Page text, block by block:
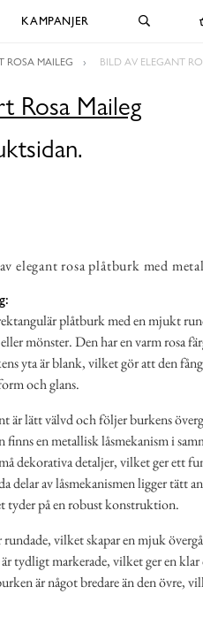
KAMPANJER
ROSA MAILEG BILD AV ELEGANT
Rosa Maileg
elegant rosa plåtburk med
plåtburk med en mjukt
mönster. Den har en varm rosa
yta är blank, vilket gör att den
och glans.
är lätt välvd och följer burkens
finns en metallisk låsmekanism i
dekorativa detaljer, vilket ger ett
delar av låsmekanismen ligger tätt
tyder på en robust konstruktion.
vilket skapar en mjuk
tydligt markerade, vilket ger en
är något bredare än den övre,